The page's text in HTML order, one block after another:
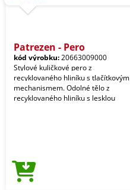
Patrezen - Pero
kód výrobku:20663009000
Stylové kuličkové pero z
recyklovaného hliníku s tlačítkovým
mechanismem. Odolné tělo z
recyklovaného hliníku s lesklou